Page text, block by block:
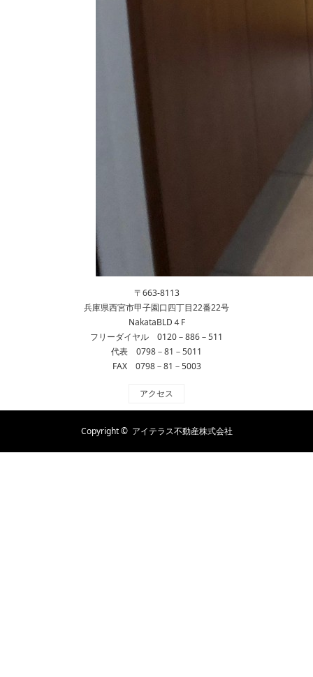
〒663-8113
兵庫県西宮市甲子園口四丁目22番22号
NakataBLD４F
フリーダイヤル 0120－886－511
代表 0798－81－5011
FAX 0798－81－5003
アクセス
Copyright © アイテラス不動産株式会社